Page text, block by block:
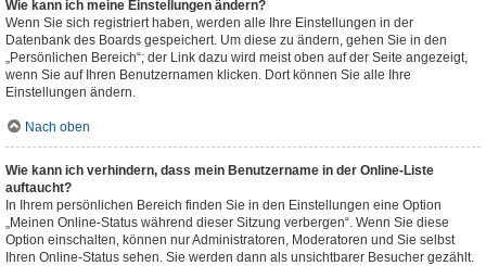
Wie kann ich meine Einstellungen ändern?
Wenn Sie sich registriert haben, werden alle Ihre Einstellungen in der
Datenbank des Boards gespeichert. Um diese zu ändern, gehen Sie in den
„Persönlichen Bereich“; der Link dazu wird meist oben auf der Seite angezeigt,
wenn Sie auf Ihren Benutzernamen klicken. Dort können Sie alle Ihre
Einstellungen ändern.
Nach oben
Wie kann ich verhindern, dass mein Benutzername in der Online-Liste
auftaucht?
In Ihrem persönlichen Bereich finden Sie in den Einstellungen eine Option
„Meinen Online-Status während dieser Sitzung verbergen“. Wenn Sie diese
Option einschalten, können nur Administratoren, Moderatoren und Sie selbst
Ihren Online-Status sehen. Sie werden dann als unsichtbarer Besucher gezählt.